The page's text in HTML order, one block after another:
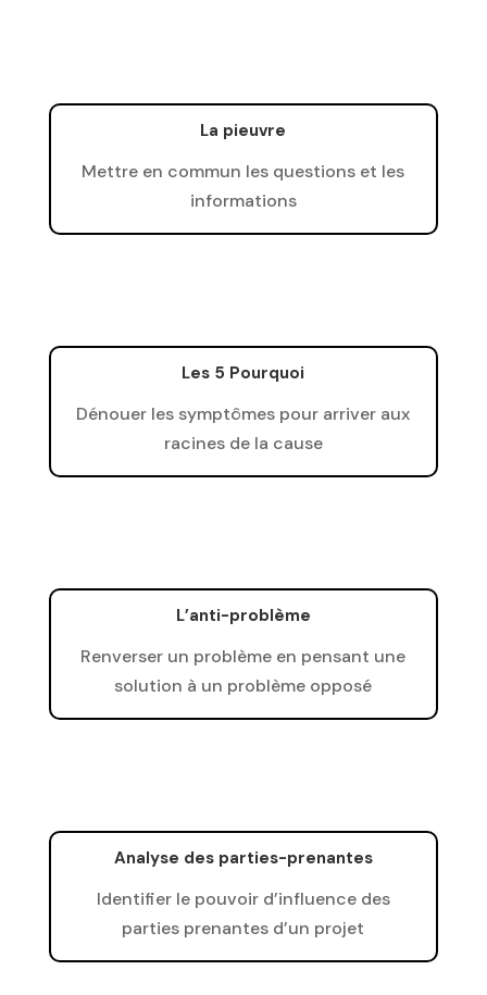
La pieuvre
Mettre en commun les questions et les
informations
Les 5 Pourquoi
Dénouer les symptômes pour arriver aux
racines de la cause
L’anti-problème
Renverser un problème en pensant une
solution à un problème opposé
Analyse des parties-prenantes
Identifier le pouvoir d’influence des
parties prenantes d’un projet